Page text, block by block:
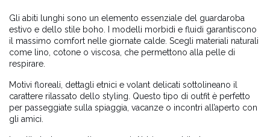
Gli abiti lunghi sono un elemento essenziale del guardaroba
estivo e dello stile boho. I modelli morbidi e fluidi garantiscono
il massimo comfort nelle giornate calde. Scegli materiali naturali
come lino, cotone o viscosa, che permettono alla pelle di
respirare.
Motivi floreali, dettagli etnici e volant delicati sottolineano il
carattere rilassato dello styling. Questo tipo di outfit è perfetto
per passeggiate sulla spiaggia, vacanze o incontri all’aperto con
gli amici.